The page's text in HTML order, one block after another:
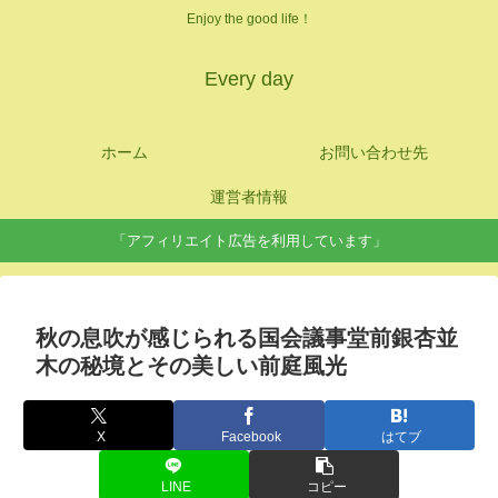
Enjoy the good life！
Every day
ホーム お問い合わせ先
運営者情報
「アフィリエイト広告を利用しています」
秋の息吹が感じられる国会議事堂前銀杏並
木の秘境とその美しい前庭風光
X Facebook はてブ
LINE コピー